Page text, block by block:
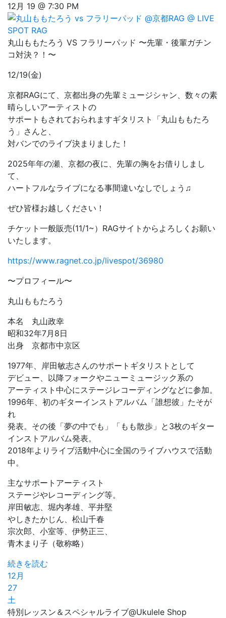
12月 19 @ 7:30 PM
丸山ももたろう VS フラリーパッド 〜先輩・後輩ガチン
コ対決？！〜
12/19(金)
京都RAGにて、京都出身の先輩ミュージシャン、数々の素
晴らしいアーティストの
サポートもされておられますギタリスト「丸山ももたろ
う」さんと、
対バンでのライブ決まりました！
2025年年の瀬、京都の夜に、先輩の胸をお借りしまし
て、
ハートフルなライブになる事間違いなしでしょう♫
ぜひ皆様お越しください！
チケット一般販売(11/1~）RAGサイトからよろしくお願い
いたします。
https://www.ragnet.co.jp/livespot/36980
〜プロフィール〜
丸山ももたろう
本名 丸山政幸
昭和32年7月8日
出身 京都市中京区
1977年、岸田敏志さんのサポートギタリストとして
デビュー、以降フォークやニューミュージック系の
アーティスト中心にステージレコーディングなどに参加。
1996年、初のギターインストアルバム「誰想彼」たそが
れ
発表。その後「夢の中でも」「もも散歩」と3枚のギター
インストアルバム発表。
2018年よりライブ活動中心に全国のライブハウスで活動
中。
主なサポートアーティスト
ステージやレコーディング等。
岸田敏志、堀内孝雄、平井堅
やしきたかじん、松山千春
宗次郎、小室等、伊勢正三、
青木まり子（敬称略）
続きを読む
12月
27
土
特別レッスン＆スペシャルライブ@Ukulele Shop